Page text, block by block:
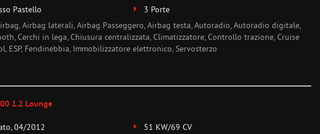
Pastello
3 Porte
Airbag laterali, Airbag Passeggero, Airbag testa, Autoradio, Autoradio digitale,
Cerchi in lega, Chiusura centralizzata, Climatizzatore, Controllo trazione, Cruise
ESP, Fendinebbia, Immobilizzatore elettronico, Servosterzo
1.2 Lounge
04/2012
51 KW/69 CV